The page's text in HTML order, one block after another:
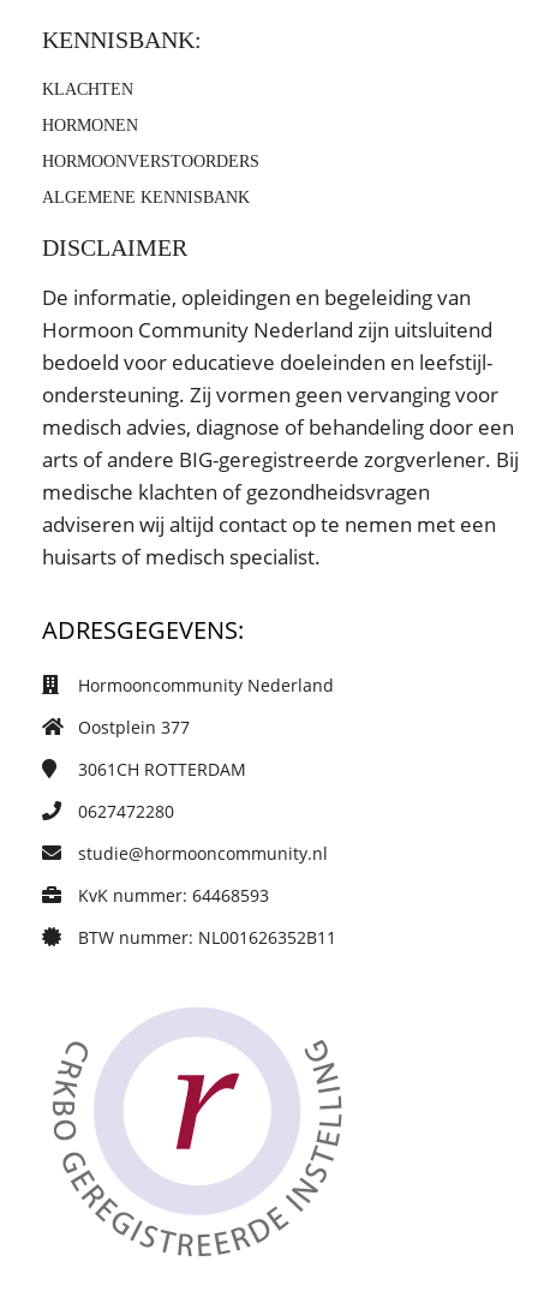
KENNISBANK:
KLACHTEN
HORMONEN
HORMOONVERSTOORDERS
ALGEMENE KENNISBANK
DISCLAIMER
De informatie, opleidingen en begeleiding van
Hormoon Community Nederland zijn uitsluitend
bedoeld voor educatieve doeleinden en leefstijl-
ondersteuning. Zij vormen geen vervanging voor
medisch advies, diagnose of behandeling door een
arts of andere BIG-geregistreerde zorgverlener. Bij
medische klachten of gezondheidsvragen
adviseren wij altijd contact op te nemen met een
huisarts of medisch specialist.
ADRESGEGEVENS:
Hormooncommunity Nederland
Oostplein 377
3061CH ROTTERDAM
0627472280
studie@hormooncommunity.nl
KvK nummer: 64468593
BTW nummer: NL001626352B11